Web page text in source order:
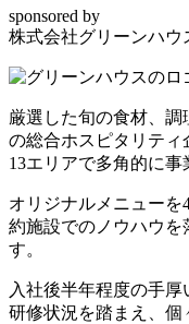
sponsored by
株式会社グリーンハウ
厳選した旬の食材、調
の総合ホスピタリティ
13エリアで多角的に事
オリジナルメニューを
約施設でのノウハウ
す。
入社後半年程度の手厚
研修状況を踏まえ、個